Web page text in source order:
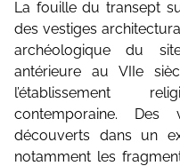
La fouille du transept
des vestiges
archéologique du
antérieure au VIIe
l’établissement
contemporaine.
découverts dans un
notamment les